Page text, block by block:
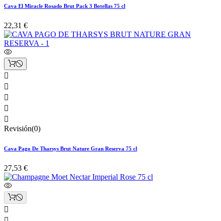
Cava El Miracle Rosado Brut Pack 3 Botellas 75 cl
22,31 €





Revisión(0)
Cava Pago De Tharsys Brut Nature Gran Reserva 75 cl
27,53 €
